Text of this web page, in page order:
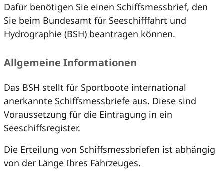
Dafür benötigen Sie einen Schiffsmessbrief, den
Sie beim Bundesamt für Seeschifffahrt und
Hydrographie (BSH) beantragen können.
Allgemeine Informationen
Das BSH stellt für Sportboote international
anerkannte Schiffsmessbriefe aus. Diese sind
Voraussetzung für die Eintragung in ein
Seeschiffsregister.
Die Erteilung von Schiffsmessbriefen ist abhängig
von der Länge Ihres Fahrzeuges.